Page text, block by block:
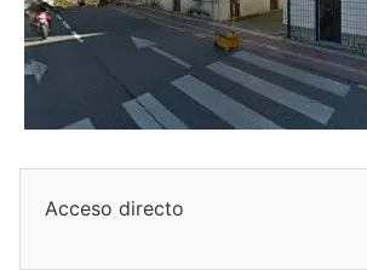
Acceso directo